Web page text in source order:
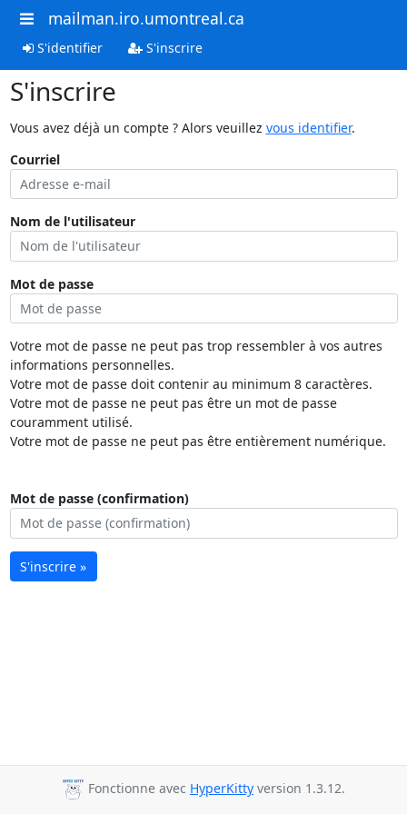
mailman.iro.umontreal.ca
S'identifier S'inscrire
S'inscrire
Vous avez déjà un compte ? Alors veuillez vous identifier.
Courriel
Nom de l'utilisateur
Mot de passe
Votre mot de passe ne peut pas trop ressembler à vos autres
informations personnelles.
Votre mot de passe doit contenir au minimum 8 caractères.
Votre mot de passe ne peut pas être un mot de passe
couramment utilisé.
Votre mot de passe ne peut pas être entièrement numérique.
Mot de passe (confirmation)
S'inscrire »
Fonctionne avec HyperKitty version 1.3.12.